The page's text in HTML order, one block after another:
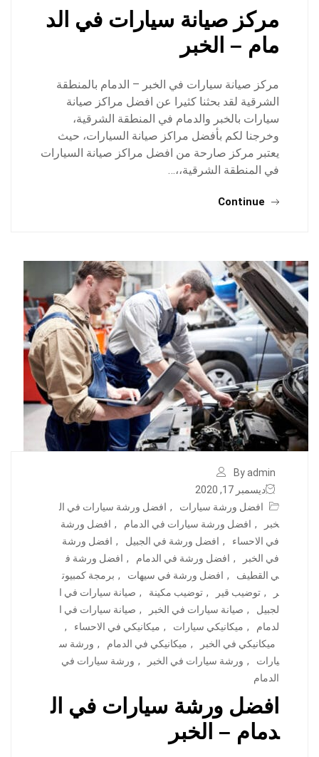
مركز صيانة سيارات في الد
مام – الخبر
مركز صيانة سيارات في الخبر – الدمام بالمنطقة
الشرقية لقد بحثنا كثيرا عن افضل مراكز صيانة
سيارات بالخبر والدمام في المنطقة الشرقية،
وخرجنا لكم بأفضل مراكز صيانة السيارات، حيث
يعتبر مركز صارحة من افضل مراكز صيانة السيارات
في المنطقة الشرقية،،…
Continue
By admin
ديسمبر 17, 2020
افضل ورشة سيارات
, افضل ورشة سيارات في ال
خبر
, افضل ورشة سيارات في الدمام , افضل ورشة
في الاحساء
, افضل ورشة في الجبيل , افضل ورشة
في الخبر
, افضل ورشة في الدمام , افضل ورشة ف
ي القطيف
, افضل ورشة في سيهات , برمجة كمبيوت
ر
, توضيب قير , توضيب مكينة , صيانة سيارات في ا
لجبيل
, صيانة سيارات في الخبر , صيانة سيارات في ا
لدمام
, ميكانيكي سيارات , ميكانيكي في الاحساء
,
ميكانيكي في الخبر
, ميكانيكي في الدمام , ورشة س
يارات
, ورشة سيارات في الخبر , ورشة سيارات في
الدمام
افضل ورشة سيارات في ال
دمام – الخبر